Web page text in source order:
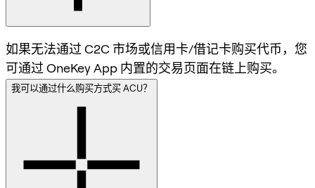
如果无法通过 C2C 市场或信用卡/借记卡购买代币，您
可通过 OneKey App 内置的交易页面在链上购买。
我可以通过什么购买方式买 ACU？